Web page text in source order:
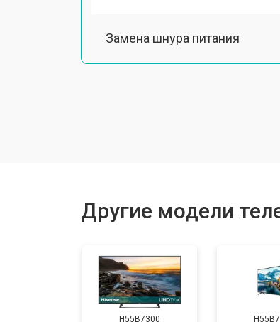
Замена шнура питания
Замена HDMI порта
Другие модели
H55B7300